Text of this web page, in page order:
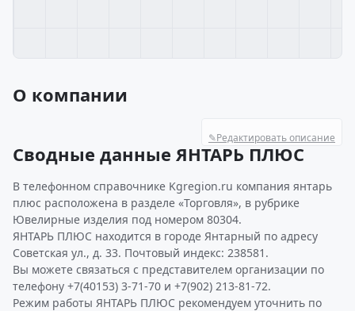
О компании
✎Редактировать описание
Сводные данные ЯНТАРЬ ПЛЮС
В телефонном справочнике Kgregion.ru компания янтарь
плюс расположена в разделе «Торговля», в рубрике
Ювелирные изделия под номером 80304.
ЯНТАРЬ ПЛЮС находится в городе Янтарный по адресу
Советская ул., д. 33. Почтовый индекс: 238581.
Вы можете связаться с представителем организации по
телефону +7(40153) 3-71-70 и +7(902) 213-81-72.
Режим работы ЯНТАРЬ ПЛЮС рекомендуем уточнить по